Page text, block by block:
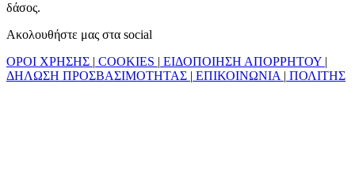
δάσος.
Ακολουθήστε μας στα social
ΟΡΟΙ ΧΡΗΣΗΣ | COOKIES | ΕΙΔΟΠΟΙΗΣΗ ΑΠΟΡΡΗΤΟΥ |
ΔΗΛΩΣΗ ΠΡΟΣΒΑΣΙΜΟΤΗΤΑΣ | ΕΠΙΚΟΙΝΩΝΙΑ | ΠΟΛΙΤΗΣ